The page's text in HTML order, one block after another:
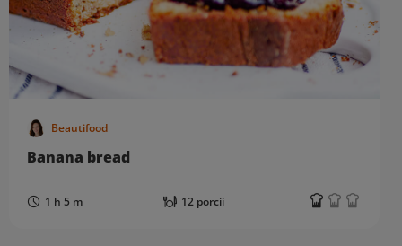
Beautifood
Banana bread
1 h 5 m 12 porcií